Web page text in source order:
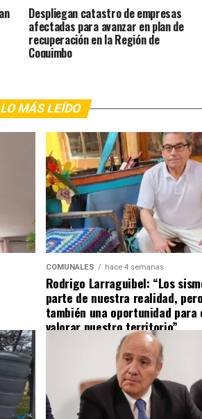
Despliegan catastro de empresas
afectadas para avanzar en plan de
recuperación en la Región de
Coquimbo
LO MÁS LEÍDO
COMUNALES hace 4 semanas
Rodrigo Larraguibel: “Los
parte de nuestra realidad, pero
también una oportunidad para
valorar nuestro territorio”